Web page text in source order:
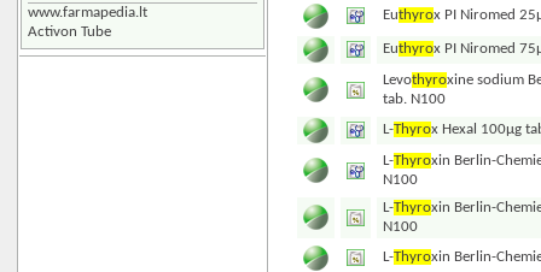
www.farmapedia.lt
Activon Tube
Euthyrox PI Niromed
Euthyrox PI Niromed
Levothyroxine sodium
tab. N100
L-Thyrox Hexal 100µg
L-Thyroxin Berlin-
N100
L-Thyroxin Berlin-
N100
L-Thyroxin Berlin-